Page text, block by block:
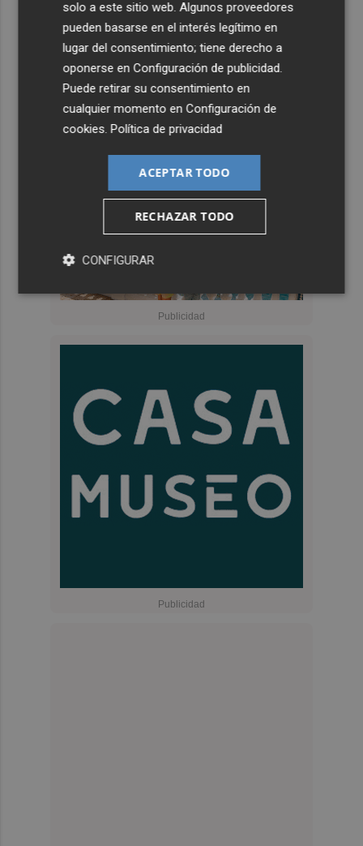
solo a este sitio web. Algunos proveedores
pueden basarse en el interés legítimo en
lugar del consentimiento; tiene derecho a
oponerse enConfiguración de publicidad.
Puede retirar su consentimiento en
cualquier momento enConfiguración de
cookies.Política de privacidad
ACEPTAR TODO
RECHAZAR TODO
CONFIGURAR